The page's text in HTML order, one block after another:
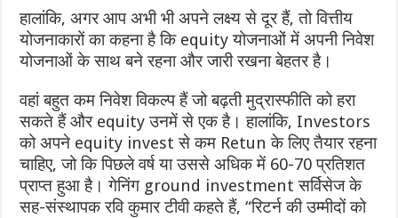
हालांकि, अगर आप अभी भी अपने लक्ष्य से दूर हैं, तो वित्तीय
योजनाकारों का कहना है कि equity योजनाओं में अपनी निवेश
योजनाओं के साथ बने रहना और जारी रखना बेहतर है।
वहां बहुत कम निवेश विकल्प हैं जो बढ़ती मुद्रास्फीति को हरा
सकते हैं और equity उनमें से एक है। हालांकि, Investors
को अपने equity invest से कम Retun के लिए तैयार रहना
चाहिए, जो कि पिछले वर्ष या उससे अधिक में 60-70 प्रतिशत
प्राप्त हुआ है। गेनिंग ground investment सर्विसेज के
सह-संस्थापक रवि कुमार टीवी कहते हैं, “रिटर्न की उम्मीदों को